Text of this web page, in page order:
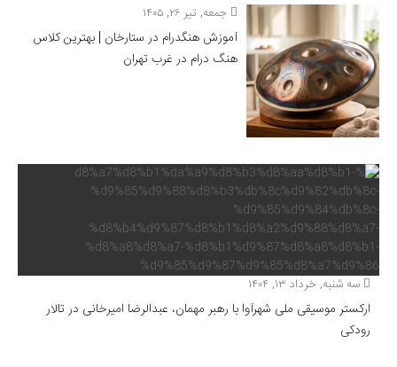
جمعه, تیر ۲۶, ۱۴۰۵
آموزش هنگدرام در ستارخان | بهترین کلاس
هنگ درام در غرب تهران
سه شنبه, خرداد ۱۳, ۱۴۰۴
ارکستر موسیقی ملی شهرآوا با رهبر مهمان، عبدالرضا امیرخانی در تالار
رودکی